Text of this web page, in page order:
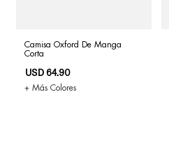
Camisa Oxford De Manga
Corta
USD 64.90
+ Más Colores